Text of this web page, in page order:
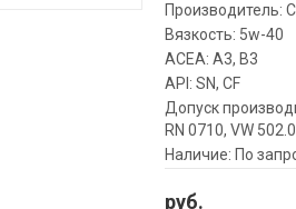
Производитель:
Вязкость: 5w-40
ACEA: A3, B3
API: SN, CF
Допуск
RN 0710, VW
Наличие: По
руб.